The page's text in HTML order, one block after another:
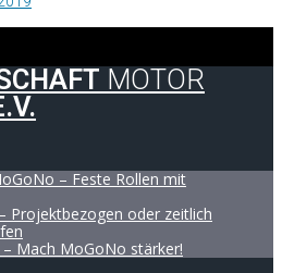
MOTOR
– Feste Rollen mit
Projektbezogen oder zeitlich
Mach MoGoNo stärker!